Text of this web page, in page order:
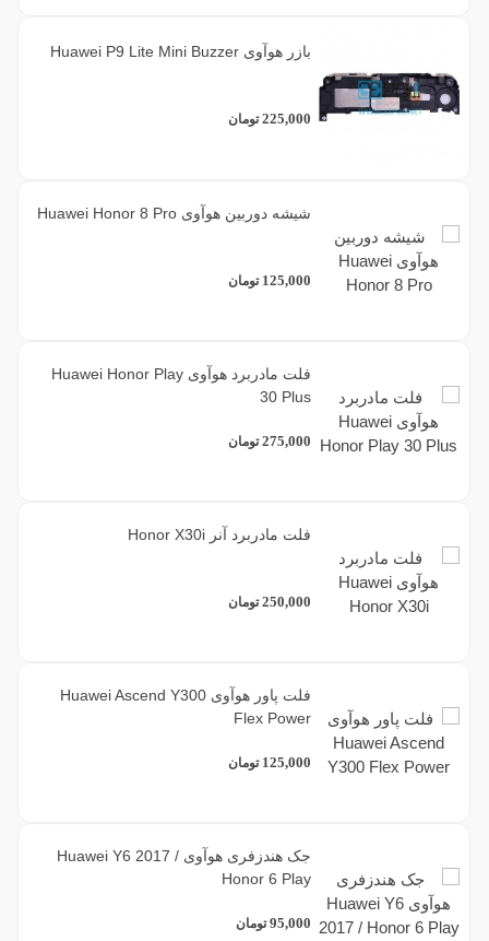
بازر هوآوی Huawei P9 Lite Mini Buzzer
225,000 تومان
شیشه دوربین هوآوی Huawei Honor 8 Pro
125,000 تومان
فلت مادربرد هوآوی Huawei Honor Play
30 Plus
275,000 تومان
فلت مادربرد آنر Honor X30i
250,000 تومان
فلت پاور هوآوی Huawei Ascend Y300
Flex Power
125,000 تومان
جک هندزفری هوآوی Huawei Y6 2017 /
Honor 6 Play
95,000 تومان